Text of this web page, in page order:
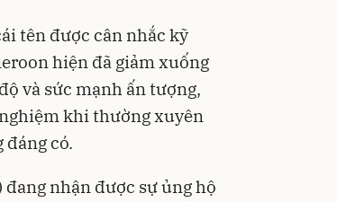
tên được cân nhắc kỹ
hiện đã giảm xuống
và sức mạnh ấn tượng,
khi thường xuyên
có.
nhận được sự ủng hộ